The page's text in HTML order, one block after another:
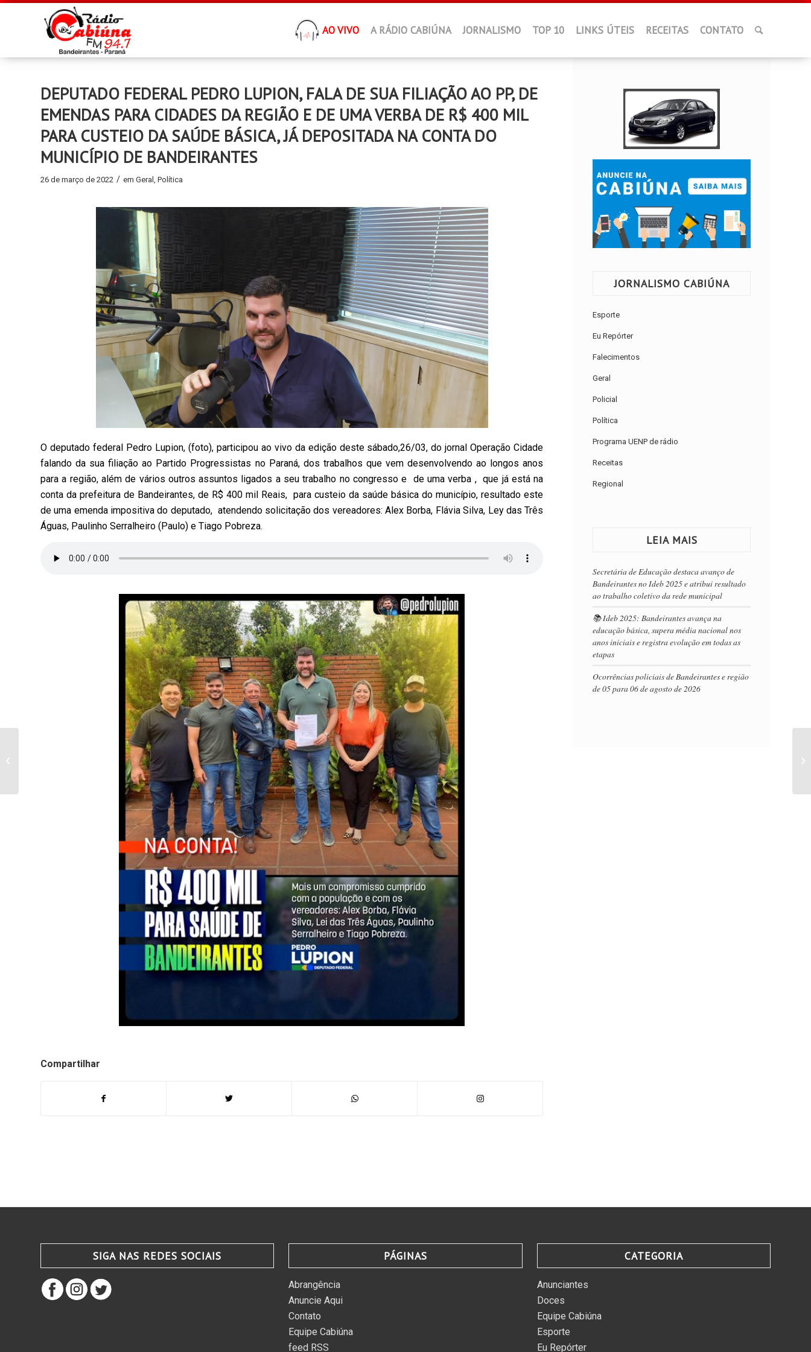
AO VIVO A RÁDIO CABIÚNA JORNALISMO TOP 10 LINKS ÚTEIS RECEITAS CONTATO
DEPUTADO FEDERAL PEDRO LUPION, FALA DE SUA FILIAÇÃO AO PP, DE
EMENDAS PARA CIDADES DA REGIÃO E DE UMA VERBA DE R$ 400 MIL
PARA CUSTEIO DA SAÚDE BÁSICA, JÁ DEPOSITADA NA CONTA DO
MUNICÍPIO DE BANDEIRANTES
26 de março de 2022 / em Geral , Política
O deputado federal Pedro Lupion, (foto), participou ao vivo da edição deste sábado,26/03, do jornal Operação Cidade
falando da sua filiação ao Partido Progressistas no Paraná, dos trabalhos que vem desenvolvendo ao longos anos
para a região, além de vários outros assuntos ligados a seu trabalho no congresso e de uma verba , que já está na
conta da prefeitura de Bandeirantes, de R$ 400 mil Reais, para custeio da saúde básica do município, resultado este
de uma emenda impositiva do deputado, atendendo solicitação dos vereadores: Alex Borba, Flávia Silva, Ley das Três
Águas, Paulinho Serralheiro (Paulo) e Tiago Pobreza.
Compartilhar
JORNALISMO CABIÚNA
Esporte
Eu Repórter
Falecimentos
Geral
Policial
Política
Programa UENP de rádio
Receitas
Regional
LEIA MAIS
Secretária de Educação destaca avanço de
Bandeirantes no Ideb 2025 e atribui resultado
ao trabalho coletivo da rede municipal
📚 Ideb 2025: Bandeirantes avança na
educação básica, supera média nacional nos
anos iniciais e registra evolução em todas as
etapas
Ocorrências policiais de Bandeirantes e região
de 05 para 06 de agosto de 2026
SIGA NAS REDES SOCIAIS PÁGINAS
Abrangência
Anuncie Aqui
Contato
Equipe Cabiúna
feed RSS
CATEGORIA
Anunciantes
Doces
Equipe Cabiúna
Esporte
Eu Repórter